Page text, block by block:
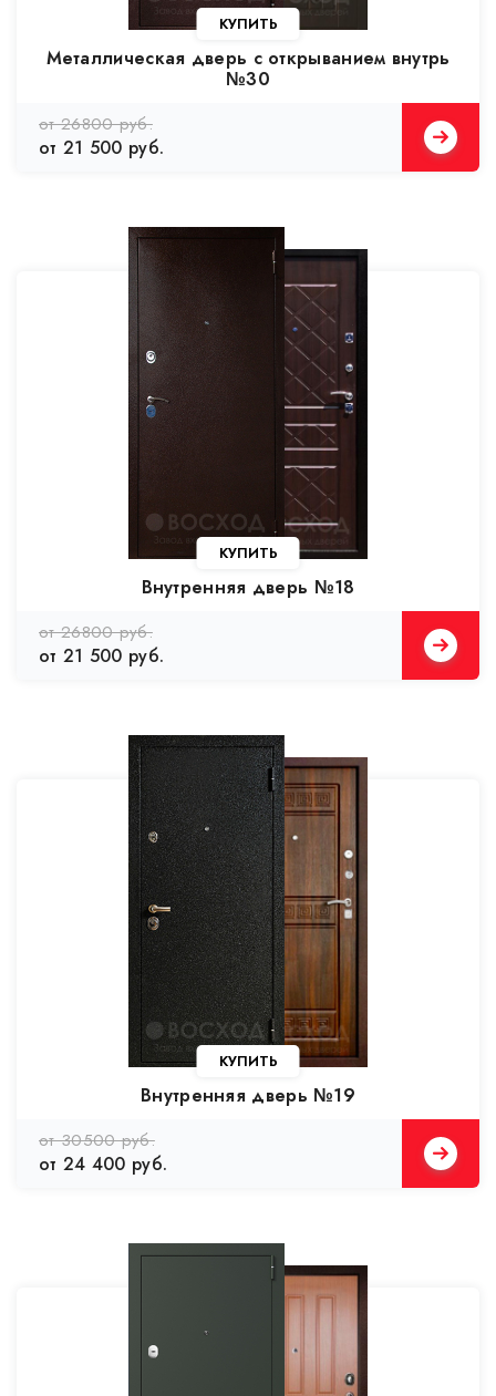
Металлическая дверь с открыванием внутрь
№30
от 26800 руб.
от 21 500 руб.
Внутренняя дверь №18
от 26800 руб.
от 21 500 руб.
Внутренняя дверь №19
от 30500 руб.
от 24 400 руб.